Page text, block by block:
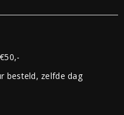
besteld, zelfde dag